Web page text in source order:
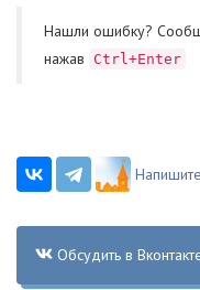
Нашли ошибку?
нажав
Ctrl+Enter
Обсудить в